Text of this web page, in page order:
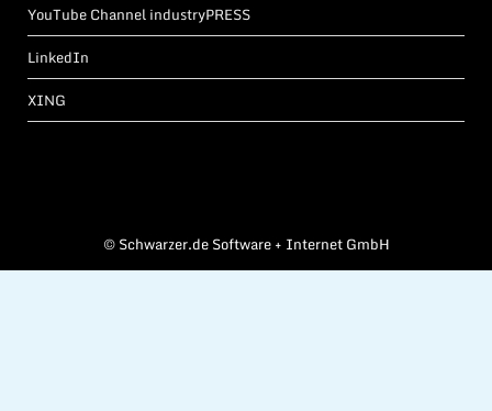
YouTube Channel industryPRESS
LinkedIn
XING
©Schwarzer.de Software + Internet GmbH